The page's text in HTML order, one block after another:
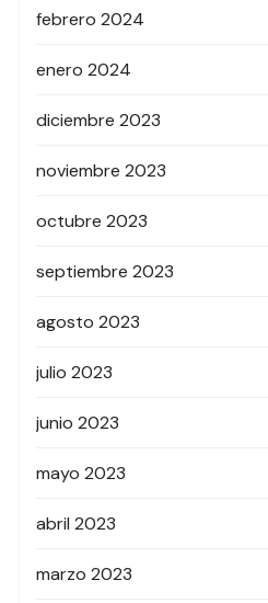
febrero 2024
enero 2024
diciembre 2023
noviembre 2023
octubre 2023
septiembre 2023
agosto 2023
julio 2023
junio 2023
mayo 2023
abril 2023
marzo 2023